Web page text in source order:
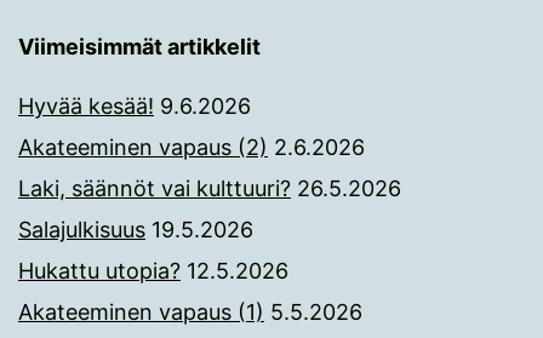
Viimeisimmät artikkelit
Hyvää kesää! 9.6.2026
Akateeminen vapaus (2) 2.6.2026
Laki, säännöt vai kulttuuri? 26.5.2026
Salajulkisuus 19.5.2026
Hukattu utopia? 12.5.2026
Akateeminen vapaus (1) 5.5.2026